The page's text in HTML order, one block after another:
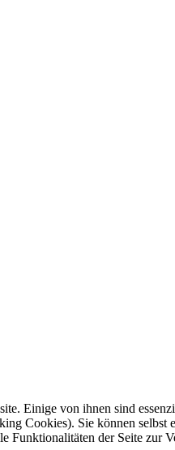
Einige von ihnen sind
Cookies). Sie können selbst
Funktionalitäten der Seite zur